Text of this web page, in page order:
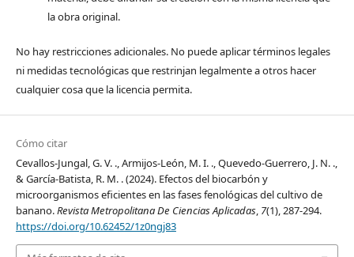
la obra original.
No hay restricciones adicionales. No puede aplicar términos legales
ni medidas tecnológicas que restrinjan legalmente a otros hacer
cualquier cosa que la licencia permita.
Cómo citar
Cevallos-Jungal, G. V. ., Armijos-León, M. I. ., Quevedo-Guerrero, J. N. .,
& García-Batista, R. M. . (2024). Efectos del biocarbón y
microorganismos eficientes en las fases fenológicas del cultivo de
banano.Revista Metropolitana De Ciencias Aplicadas, 7(1), 287-294.
https://doi.org/10.62452/1z0ngj83